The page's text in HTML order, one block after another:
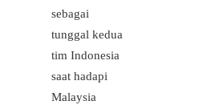
sebagai
tunggal kedua
tim Indonesia
saat hadapi
Malaysia